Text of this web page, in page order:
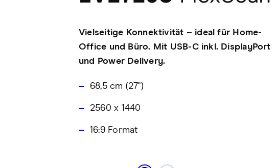
Vielseitige Konnektivität – ideal für Home-
Office und Büro. Mit USB-C inkl. DisplayPort
und Power Delivery.
68,5 cm (27")
2560 x 1440
16:9 Format